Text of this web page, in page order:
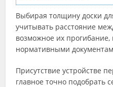
Выбирая толщину доски
учитывать расстояние
возможное их прогибание,
нормативными
Присутствие устройстве
главное точно подобрать